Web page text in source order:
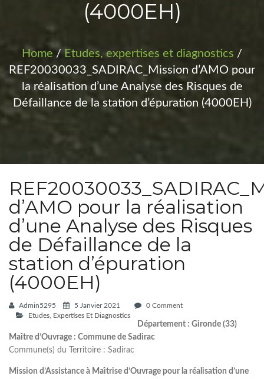
(4000EH)
Home /Etudes, expertises et diagnostics /
REF20030033_SADIRAC_Mission d’AMO pour
la réalisation d’une Analyse des Risques de
Défaillance de la station d’épuration (4000EH)
d’AMO pour la réalisation
d’une Analyse des Risques
de Défaillance de la
station d’épuration
(4000EH)
Admin5295 5 Janvier 2021
0 Comment
Etudes, Expertises Et Diagnostics
Département : Gironde (33)
Maître d’Ouvrage : Commune de Sadirac
Commune(s) du Territoire : Sadirac
Mission d’Assistance à Maı̂trise d’Ouvrage pour la réalisation d’une